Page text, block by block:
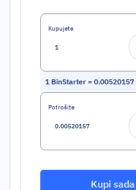
Kupujete
1 BinStarter = 0.00520157
Potrošite
Kupi sada